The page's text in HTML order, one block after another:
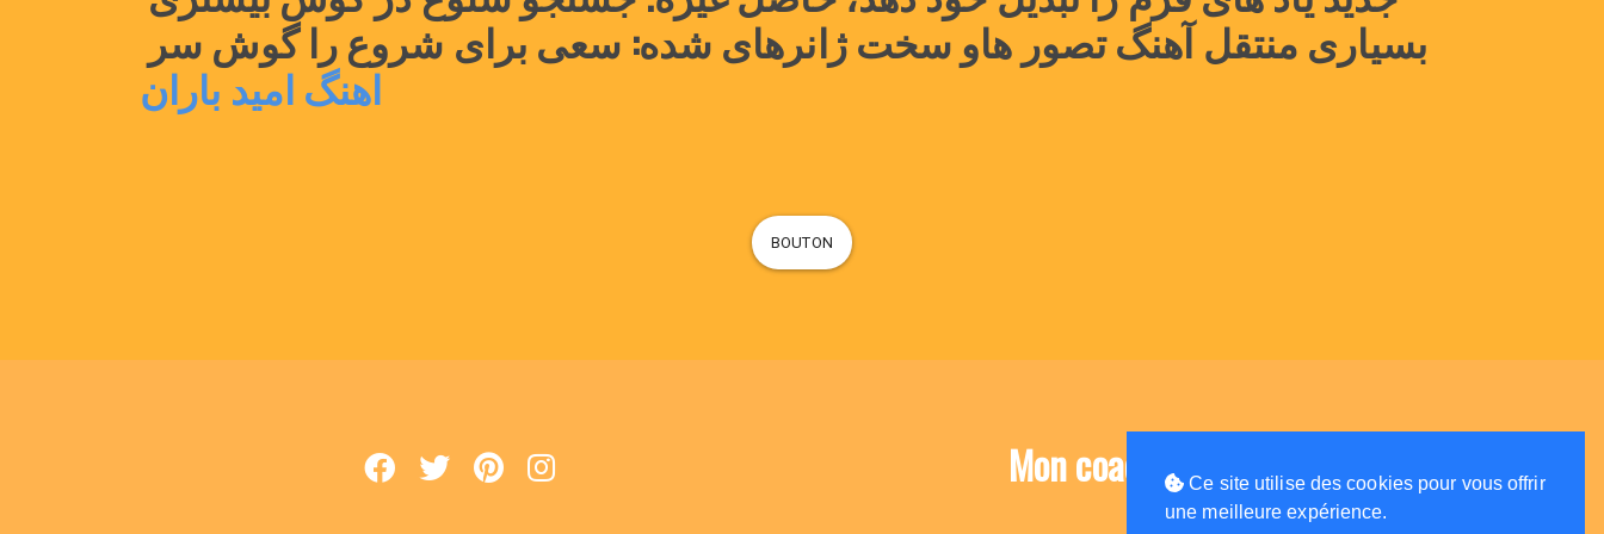
Ce site utilise des cookies pour vous offrir
une meilleure expérience.
بسیاری منتقل آهنگ تصور هاو سخت ژانرهای شده: سعی برای شروع را گوش سر
اهنگ امید باران
BOUTON
Mon coach d'avenir